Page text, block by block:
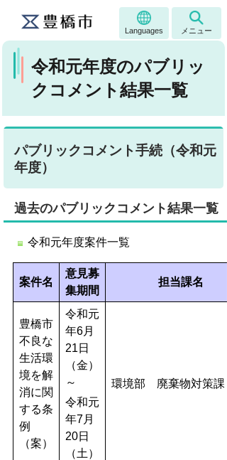
Languages メニュー
令和元年度のパブリッ
クコメント結果一覧
パブリックコメント手続（令和元
年度）
過去のパブリックコメント結果一覧
令和元年度案件一覧
案件名
意見募
集期間
担当課名
豊橋市
不良な
生活環
境を解
消に関
する条
例
（案）
令和元
年6月
21日
（金）
～
令和元
年7月
20日
（土）
環境部 廃棄物対策課